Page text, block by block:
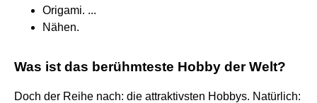
Origami. ...
Nähen.
Was ist das berühmteste Hobby der Welt?
Doch der Reihe nach: die attraktivsten Hobbys. Natürlich: